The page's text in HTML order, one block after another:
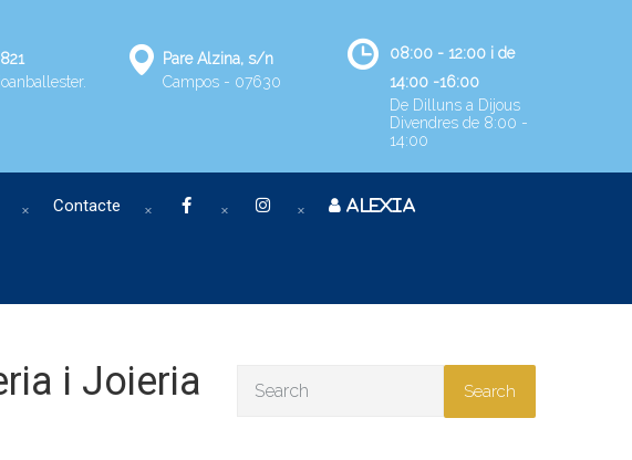
Pare Alzina, s/n
Campos - 07630
08:00 - 12:00 i de
14:00 -16:00
De Dilluns a Dijous
Divendres de 8:00 -
14:00
Contacte ALEXIA
i Joieria
Search